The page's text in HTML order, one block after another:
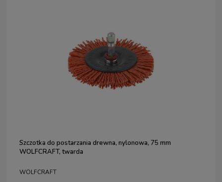
Szczotka do postarzania drewna, nylonowa, 75 mm
WOLFCRAFT, twarda
WOLFCRAFT